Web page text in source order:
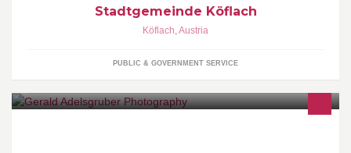
Stadtgemeinde Köflach
Köflach,Austria
PUBLIC & GOVERNMENT SERVICE